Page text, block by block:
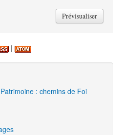
|
: chemins de Foi